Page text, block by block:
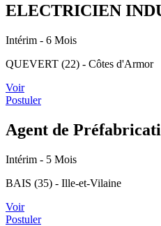
ELECTRICIEN
Intérim - 6 Mois
QUEVERT (22) - Côtes d'Armor
Voir
Postuler
Agent de
Intérim - 5 Mois
BAIS (35) - Ille-et-Vilaine
Voir
Postuler